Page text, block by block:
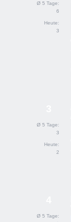
Ø 5 Tage:
6
Heute:
3
Ø 5 Tage:
3
Heute:
2
Ø 5 Tage: